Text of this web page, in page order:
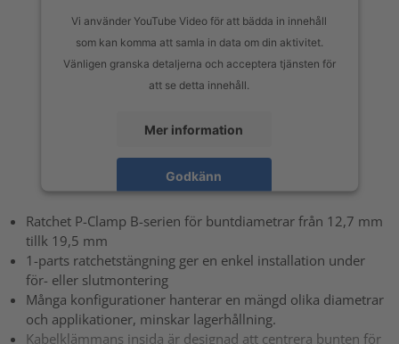
Vi använder YouTube Video för att bädda in innehåll
som kan komma att samla in data om din aktivitet.
Vänligen granska detaljerna och acceptera tjänsten för
att se detta innehåll.
Mer information
Godkänn
Ratchet P-Clamp B-serien för buntdiametrar från 12,7 mm
tillk 19,5 mm
1-parts ratchetstängning ger en enkel installation under
för- eller slutmontering
Många konfigurationer hanterar en mängd olika diametrar
och applikationer, minskar lagerhållning.
Kabelklämmans insida är designad att centrera bunten för